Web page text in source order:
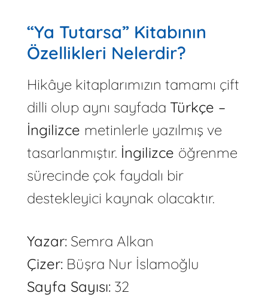
“Ya Tutarsa” Kitabının
Özellikleri Nelerdir?
Hikâye kitaplarımızın tamamı çift
dilli olup aynı sayfada Türkçe –
İngilizce metinlerle yazılmış ve
tasarlanmıştır. İngilizce öğrenme
sürecinde çok faydalı bir
destekleyici kaynak olacaktır.
Yazar:Semra Alkan
Çizer:Büşra Nur İslamoğlu
Sayfa Sayısı:32